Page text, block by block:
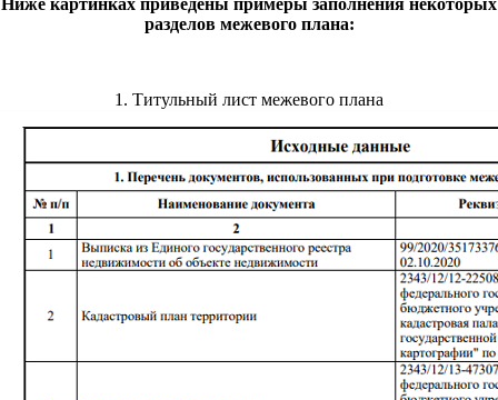
разделов межевого плана:
1. Титульный лист межевого плана